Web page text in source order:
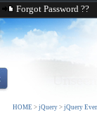
Forgot Password ??
HOME > jQuery > jQuery